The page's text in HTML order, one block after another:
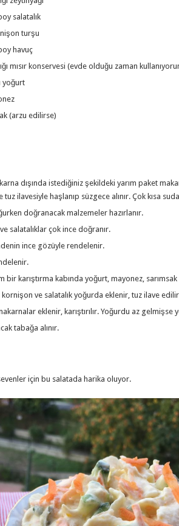
salatalık
turşu
havuç
mısır konservesi (evde olduğu zaman
yoğurt
(arzu edilirse)
dışında istediğiniz şekildeki yarım paket
tuz ilavesiyle haşlanıp süzgece alınır. Çok kısa
doğranacak malzemeler hazırlanır.
salatalıklar çok ince doğranır.
ince gözüyle rendelenir.
bir karıştırma kabında yoğurt, mayonez, sarımsak
kornişon ve salatalık yoğurda eklenir, tuz ilave
eklenir, karıştırılır. Yoğurdu az gelmişse
tabağa alınır.
için bu salatada harika oluyor.